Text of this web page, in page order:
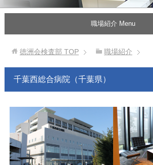
徳洲会検査部 TOP 職場紹介
千葉西総合病院（千葉県）
職場紹介 Menu